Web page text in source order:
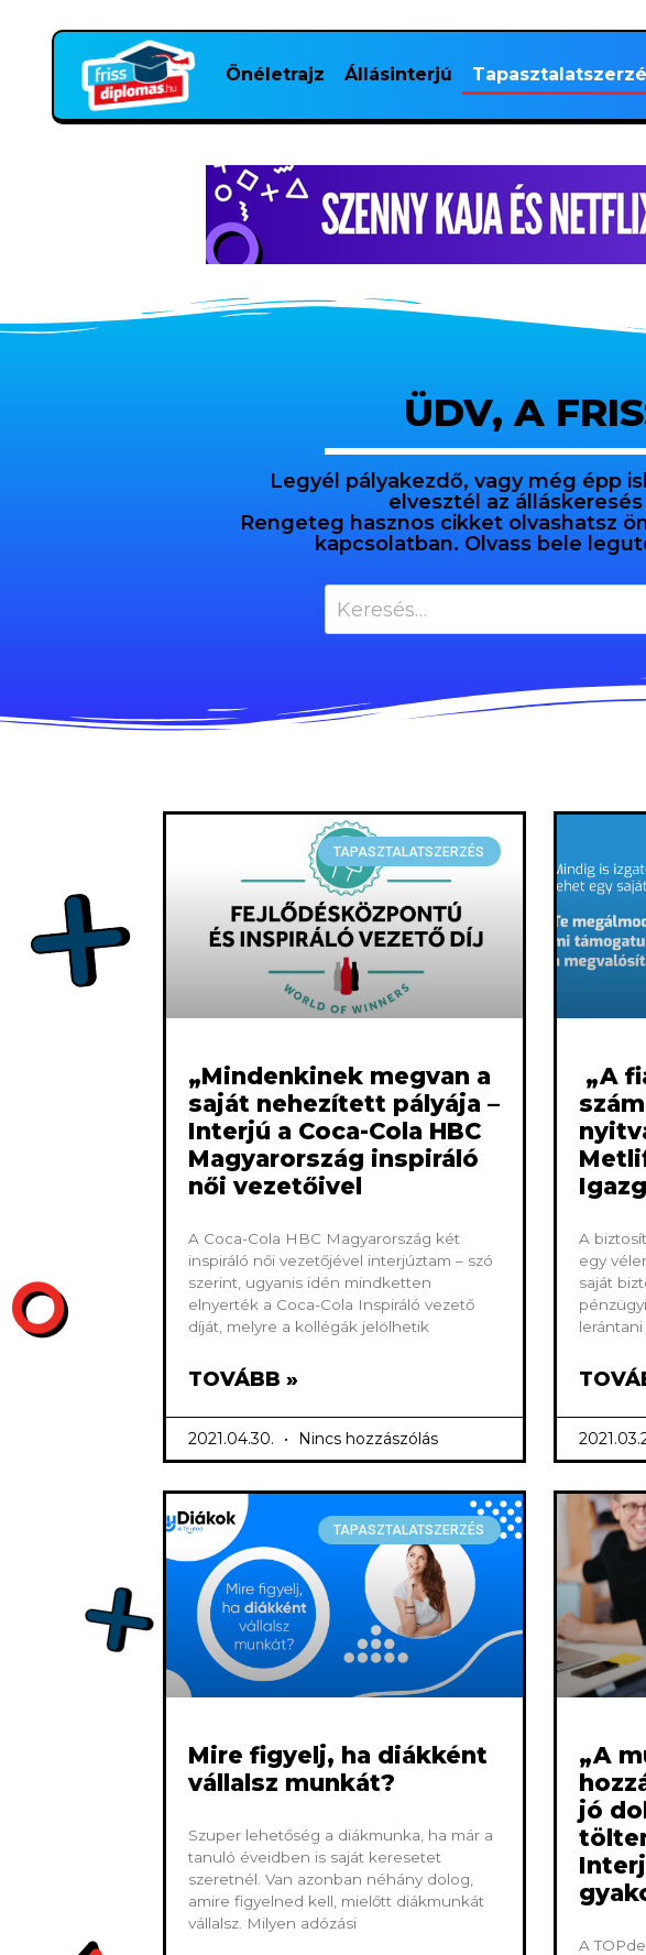
Önéletrajz Állásinterjú
ÜDV, A
Legyél pályakezdő, vagy még épp
elvesztél az
Rengeteg hasznos cikket olvashatsz
kapcsolatban. Olvass bele
TAPASZTALATSZERZÉS
„Mindenkinek megvan a
saját nehezített pályája –
Interjú a Coca-Cola HBC
Magyarország inspiráló
női vezetőivel
A Coca-Cola HBC Magyarország két
inspiráló női vezetőjével interjúztam – szó
szerint, ugyanis idén mindketten
elnyerték a Coca-Cola Inspiráló vezető
díját, melyre a kollégák jelölhetik
TOVÁBB »
2021.04.30. Nincs hozzászólás
„A
A
egy
saját
TAPASZTALATSZERZÉS
Mire figyelj, ha diákként
vállalsz munkát?
Szuper lehetőség a diákmunka, ha már a
tanuló éveidben is saját keresetet
szeretnél. Van azonban néhány dolog,
amire figyelned kell, mielőtt diákmunkát
vállalsz. Milyen adózási
„A
jó
A